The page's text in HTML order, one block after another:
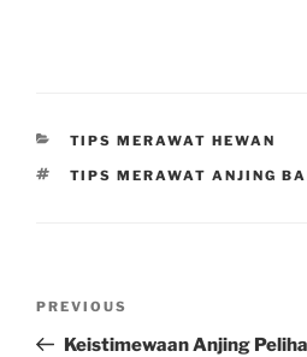
CATEGORIES
TIPS MERAWAT HEWAN
TAGS
TIPS MERAWAT ANJING
Previous
Post
PREVIOUS
Keistimewaan Anjing